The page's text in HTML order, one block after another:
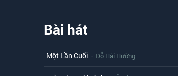
Bài hát
Một Lần Cuối - Đỗ Hải Hường